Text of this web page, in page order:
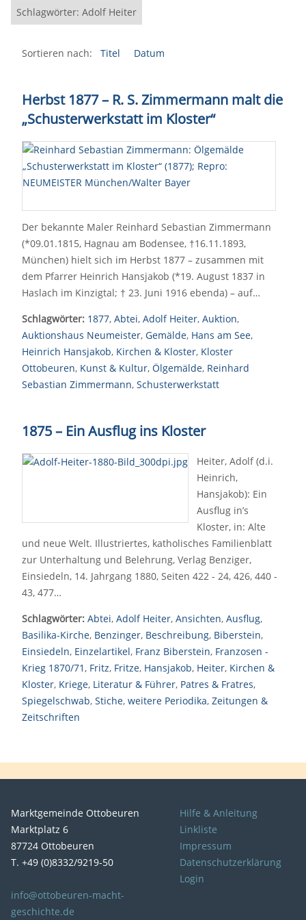
Schlagwörter: Adolf Heiter
Sortieren nach: Titel Datum
Herbst 1877 – R. S. Zimmermann malt die
„Schusterwerkstatt im Kloster“
Der bekannte Maler Reinhard Sebastian Zimmermann
(*09.01.1815, Hagnau am Bodensee, †16.11.1893,
München) hielt sich im Herbst 1877 – zusammen mit
dem Pfarrer Heinrich Hansjakob (*19. August 1837 in
Haslach im Kinzigtal; † 23. Juni 1916 ebenda) – auf…
Schlagwörter: 1877, Abtei, Adolf Heiter, Auktion,
Auktionshaus Neumeister, Gemälde, Hans am See,
Heinrich Hansjakob, Kirchen & Kloster, Kloster
Ottobeuren, Kunst & Kultur, Ölgemälde, Reinhard
Sebastian Zimmermann, Schusterwerkstatt
1875 – Ein Ausflug ins Kloster
Heiter, Adolf (d.i.
Heinrich,
Hansjakob): Ein
Ausflug in’s
Kloster, in: Alte
und neue Welt. Illustriertes, katholisches Familienblatt
zur Unterhaltung und Belehrung, Verlag Benziger,
Einsiedeln, 14. Jahrgang 1880, Seiten 422 - 24, 426, 440 -
43, 477…
Schlagwörter: Abtei, Adolf Heiter, Ansichten, Ausflug,
Basilika-Kirche, Benzinger, Beschreibung, Biberstein,
Einsiedeln, Einzelartikel, Franz Biberstein, Franzosen -
Krieg 1870/71, Fritz, Fritze, Hansjakob, Heiter, Kirchen &
Kloster, Kriege, Literatur & Führer, Patres & Fratres,
Spiegelschwab, Stiche, weitere Periodika, Zeitungen &
Zeitschriften
Marktgemeinde Ottobeuren
Marktplatz 6
87724 Ottobeuren
T. +49 (0)8332/9219-50
info@ottobeuren-macht-
geschichte.de
Hilfe & Anleitung
Linkliste
Impressum
Datenschutzerklärung
Login